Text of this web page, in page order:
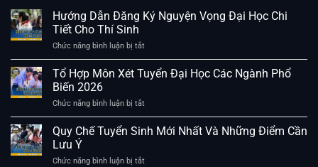
Hướng Dẫn Đăng Ký Nguyện Vọng Đại Học Chi
Tiết Cho Thí Sinh
Chức năng bình luận bị tắt
Hướng
Dẫn
Đăng
Đại
Học
Tổ Hợp Môn Xét Tuyển Đại Học Các Ngành Phổ
Biến 2026
Chức năng bình luận bị tắt
Tổ
Hợp
Môn
Quy Chế Tuyển Sinh Mới Nhất Và Những Điểm Cần
Lưu Ý
Chức năng bình luận bị tắt